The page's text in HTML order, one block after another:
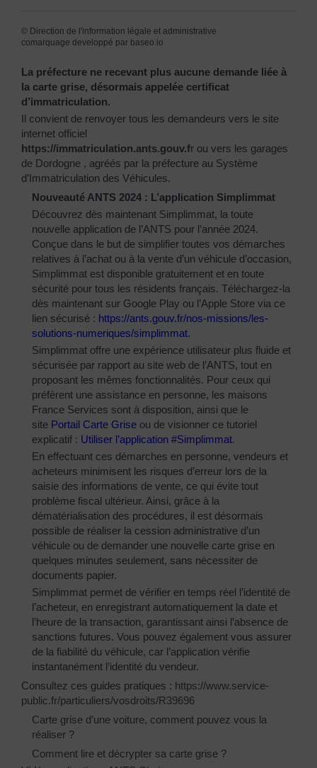
© Direction de l'information légale et administrative
comarquage developpé par baseo.io
La préfecture ne recevant plus aucune demande liée à
la carte grise, désormais appelée certificat
d’immatriculation.
Il convient de renvoyer tous les demandeurs vers le site
internet officiel
https://immatriculation.ants.gouv.fr ou vers les garages
de Dordogne , agréés par la préfecture au Système
d’Immatriculation des Véhicules.
Nouveauté ANTS 2024 : L’application Simplimmat
Découvrez dès maintenant Simplimmat, la toute
nouvelle application de l’ANTS pour l’année 2024.
Conçue dans le but de simplifier toutes vos démarches
relatives à l’achat ou à la vente d’un véhicule d’occasion,
Simplimmat est disponible gratuitement et en toute
sécurité pour tous les résidents français. Téléchargez-la
dès maintenant sur Google Play ou l’Apple Store via ce
lien sécurisé : https://ants.gouv.fr/nos-missions/les-
solutions-numeriques/simplimmat.
Simplimmat offre une expérience utilisateur plus fluide et
sécurisée par rapport au site web de l’ANTS, tout en
proposant les mêmes fonctionnalités. Pour ceux qui
préfèrent une assistance en personne, les maisons
France Services sont à disposition, ainsi que le
site Portail Carte Grise ou de visionner ce tutoriel
explicatif : Utiliser l’application #Simplimmat.
En effectuant ces démarches en personne, vendeurs et
acheteurs minimisent les risques d’erreur lors de la
saisie des informations de vente, ce qui évite tout
problème fiscal ultérieur. Ainsi, grâce à la
dématérialisation des procédures, il est désormais
possible de réaliser la cession administrative d’un
véhicule ou de demander une nouvelle carte grise en
quelques minutes seulement, sans nécessiter de
documents papier.
Simplimmat permet de vérifier en temps réel l’identité de
l’acheteur, en enregistrant automatiquement la date et
l’heure de la transaction, garantissant ainsi l’absence de
sanctions futures. Vous pouvez également vous assurer
de la fiabilité du véhicule, car l’application vérifie
instantanément l’identité du vendeur.
Consultez ces guides pratiques : https://www.service-
public.fr/particuliers/vosdroits/R39696
Carte grise d’une voiture, comment pouvez vous la
réaliser ?
Comment lire et décrypter sa carte grise ?